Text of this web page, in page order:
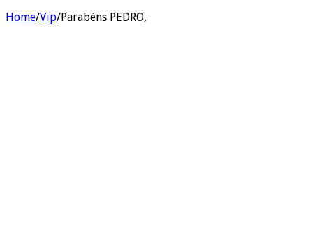
Home/Vip/Parabéns PEDRO,